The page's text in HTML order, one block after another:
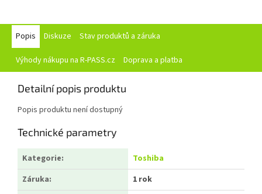
Popis Diskuze Stav produktů a záruka
Výhody nákupu na R-PASS.cz Doprava a platba
Detailní popis produktu
Popis produktu není dostupný
Technické parametry
Kategorie:
Toshiba
Záruka:
1 rok